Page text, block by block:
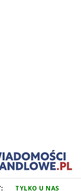
TYLKO U NAS